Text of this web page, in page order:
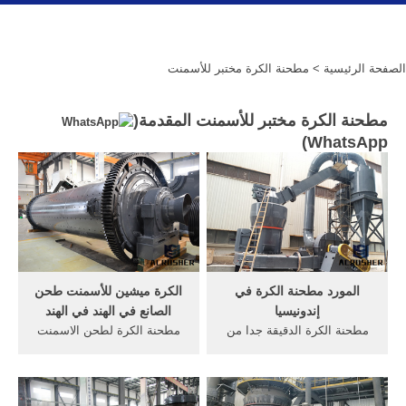
الصفحة الرئيسية > مطحنة الكرة مختبر للأسمنت
مطحنة الكرة مختبر للأسمنت المقدمة(
WhatsApp
)
الكرة ميشين للأسمنت طحن
الصانع في الهند في الهند
مطحنة الكرة لطحن الاسمنت
كرات الصلب مزورة مطحنة
المورد مطحنة الكرة في
إندونيسيا
مطحنة الكرة الدقيقة جدا من
اليابان مطحنة الكرة مختبر,